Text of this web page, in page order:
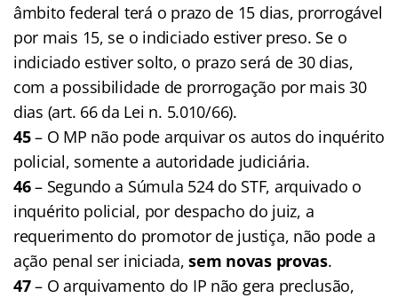
âmbito federal terá o prazo de 15 dias, prorrogável
por mais 15, se o indiciado estiver preso. Se o
indiciado estiver solto, o prazo será de 30 dias,
com a possibilidade de prorrogação por mais 30
dias (art. 66 da Lei n. 5.010/66).
45– O MP não pode arquivar os autos do inquérito
policial, somente a autoridade judiciária.
46– Segundo a Súmula 524 do STF, arquivado o
inquérito policial, por despacho do juiz, a
requerimento do promotor de justiça, não pode a
ação penal ser iniciada,sem novas provas.
47– O arquivamento do IP não gera preclusão,